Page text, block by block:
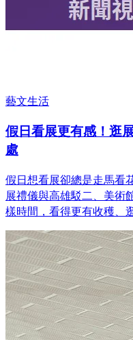
藝文生活
假日看展更有感！逛
處
假日想看展卻總是走馬看
展禮儀與高雄駁二、美術
樣時間，看得更有收穫、